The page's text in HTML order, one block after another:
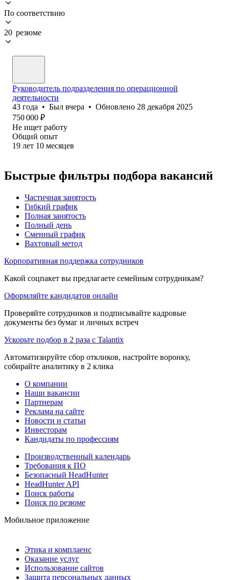
По соответствию
20 резюме
Руководитель подразделения по операционной
деятельности
43 года • Был вчера • Обновлено 28 декабря 2025
750 000 ₽
Не ищет работу
Общий опыт
19 лет 10 месяцев
Быстрые фильтры подбора вакансий
Частичная занятость
Гибкий график
Полная занятость
Полный день
Сменный график
Вахтовый метод
Корпоративная поддержка сотрудников
Какой соцпакет вы предлагаете семейным сотрудникам?
Оформляйте кандидатов онлайн
Проверяйте сотрудников и подписывайте кадровые
документы без бумаг и личных встреч
Ускорьте подбор в 2 раза с Talantix
Автоматизируйте сбор откликов, настройте воронку,
собирайте аналитику в 2 клика
О компании
Наши вакансии
Партнерам
Реклама на сайте
Новости и статьи
Инвесторам
Кандидаты по профессиям
Производственный календарь
Требования к ПО
Безопасный HeadHunter
HeadHunter API
Поиск работы
Поиск по резюме
Мобильное приложение
Этика и комплаенс
Оказание услуг
Использование сайтов
Защита персональных данных